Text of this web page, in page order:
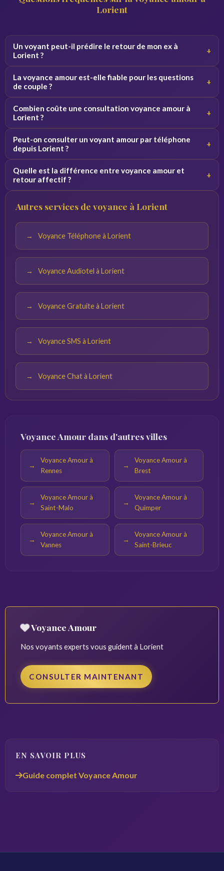
Lorient
Un voyant peut-il prédire le retour de mon ex à
Lorient ?
+
votre situation. Il ne garantit pas un retour mais éclaire les
La voyance amour est-elle fiable pour les questions
de couple ?
+
votre situation sentimentale. Elle est d'autant plus fiable
prédictions.
Combien coûte une consultation voyance amour à
Lorient ?
+
et 5 euros par minute. Des premières minutes offertes
Peut-on consulter un voyant amour par téléphone
depuis Lorient ?
+
par téléphone 24h/24 depuis Lorient et partout en
Quelle est la différence entre voyance amour et
retour affectif ?
+
sentimentales. Le retour affectif est un thème spécifique
Autres services de voyance à Lorient
Voyance Téléphone à Lorient
Voyance Audiotel à Lorient
Voyance Gratuite à Lorient
Voyance SMS à Lorient
Voyance Chat à Lorient
Voyance Amour dans d'autres villes
Voyance Amour à
Rennes
Voyance Amour à
Brest
Voyance Amour à
Saint-Malo
Voyance Amour à
Quimper
Voyance Amour à
Vannes
Voyance Amour à
Saint-Brieuc
Voyance Amour
Nos voyants experts vous guident à Lorient
CONSULTER MAINTENANT
EN SAVOIR PLUS
Guide complet Voyance Amour